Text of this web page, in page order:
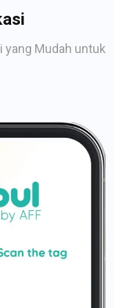
yang Mudah untuk